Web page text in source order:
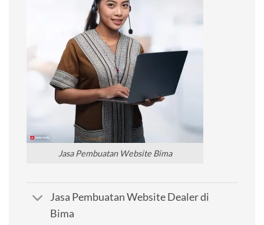
Jasa Pembuatan Website Bima
Jasa Pembuatan Website Dealer di
Bima